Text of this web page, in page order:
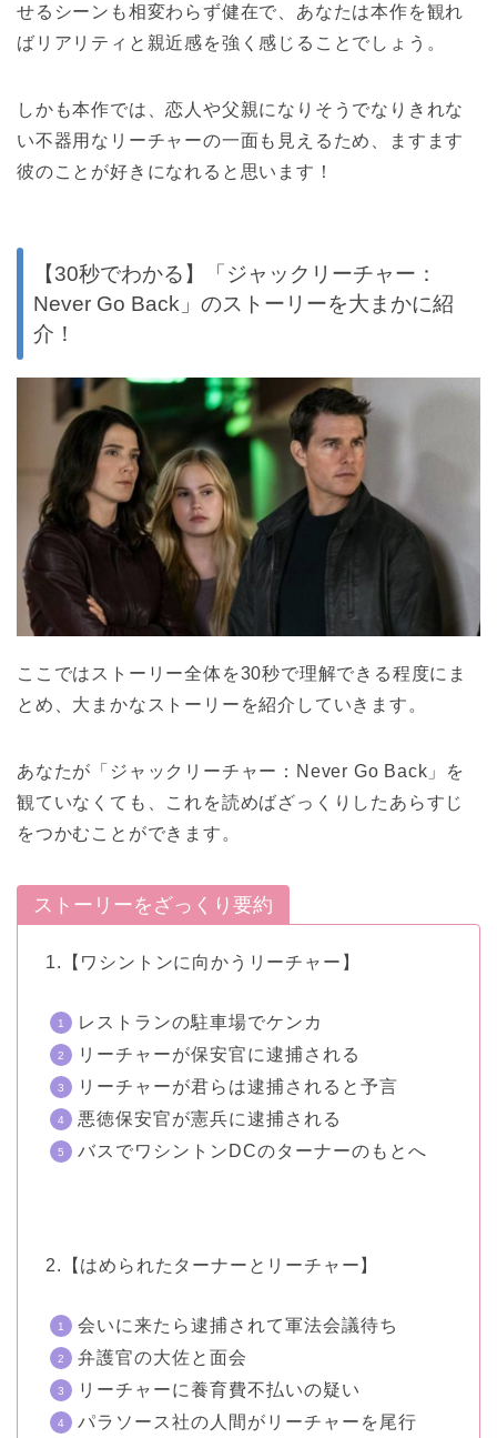
せるシーンも相変わらず健在で、あなたは本作を観れ
ばリアリティと親近感を強く感じることでしょう。
しかも本作では、恋人や父親になりそうでなりきれな
い不器用なリーチャーの一面も見えるため、ますます
彼のことが好きになれると思います！
【30秒でわかる】「ジャックリーチャー：
Never Go Back」のストーリーを大まかに紹
介！
ここではストーリー全体を30秒で理解できる程度にま
とめ、大まかなストーリーを紹介していきます。
あなたが「ジャックリーチャー：Never Go Back」を
観ていなくても、これを読めばざっくりしたあらすじ
をつかむことができます。
ストーリーをざっくり要約
1.【ワシントンに向かうリーチャー】
レストランの駐車場でケンカ
リーチャーが保安官に逮捕される
リーチャーが君らは逮捕されると予言
悪徳保安官が憲兵に逮捕される
バスでワシントンDCのターナーのもとへ
2.【はめられたターナーとリーチャー】
会いに来たら逮捕されて軍法会議待ち
弁護官の大佐と面会
リーチャーに養育費不払いの疑い
パラソース社の人間がリーチャーを尾行